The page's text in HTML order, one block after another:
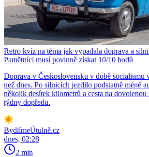
Retro kvíz na téma jak vypadala doprava a
Pamětníci musí povinně získat 10/10 bodů
Doprava v Československu v době socialismu
než dnes. Po silnicích jezdilo podstatně méně
několik desítek kilometrů a cesta na dovolenou
týdny dopředu.
BydlímeÚtulně.cz
dnes, 02:28
2 min